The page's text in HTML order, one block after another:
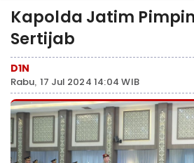
Kapolda Jatim
Sertijab
D1N
Rabu, 17 Jul 2024 14:04 WIB